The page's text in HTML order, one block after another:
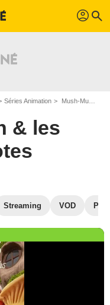
profil search
Séries Animation Mush-Mush & les Champotes
& les
Streaming VOD